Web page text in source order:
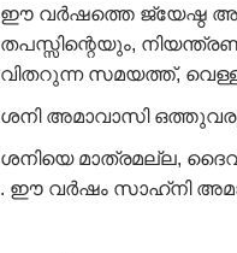
ഈ വർഷത്തെ ജ്യേഷ്ഠ
തപസ്സിന്റെയും,
വിതറുന്ന സമയത്ത്,
ശനി അമാവാസി
ശനിയെ മാത്രമല്ല,
. ഈ വർഷം സാഹ്‌നി